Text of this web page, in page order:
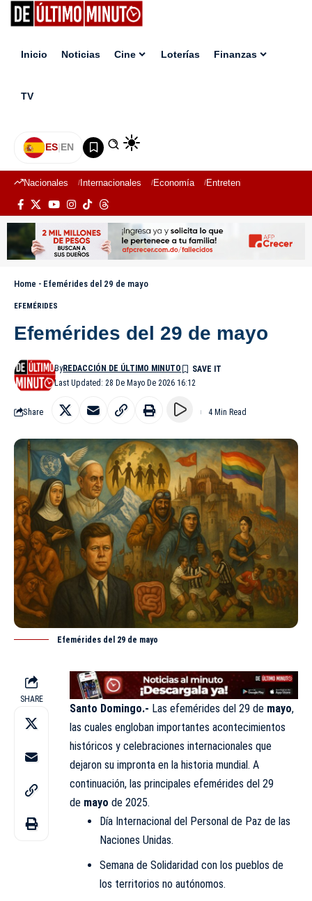
Inicio Noticias Cine Loterías Finanzas
TV
ES|EN
Nacionales Internacionales Economía Entretenimiento
Home - Efemérides del 29 de mayo
EFEMÉRIDES
Efemérides del 29 de mayo
Last Updated: 28 De Mayo De 2026 16:12
ByREDACCIÓN DE ÚLTIMO MINUTO
Share 4 Min Read
Efemérides del 29 de mayo
SHARE
Santo Domingo.- Las efemérides del 29 de mayo,
las cuales engloban importantes acontecimientos
históricos y celebraciones internacionales que
dejaron su impronta en la historia mundial. A
continuación, las principales efemérides del 29
de mayo de 2025.
Día Internacional del Personal de Paz de las
Naciones Unidas. ​
Semana de Solidaridad con los pueblos de
los territorios no autónomos.